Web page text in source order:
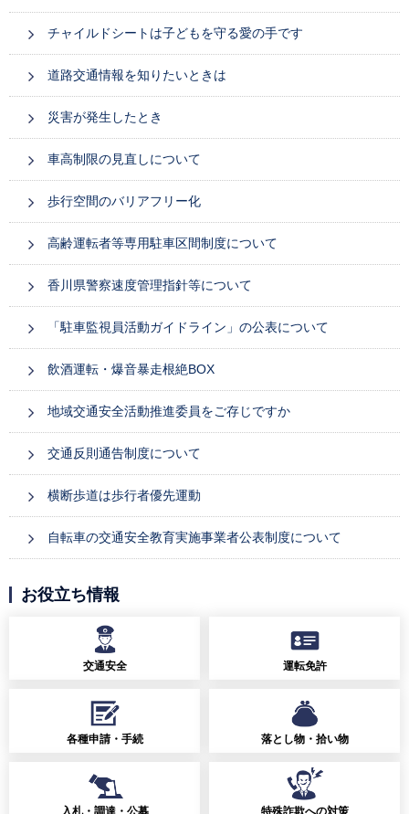
チャイルドシートは子どもを守る愛の手です
道路交通情報を知りたいときは
災害が発生したとき
車高制限の見直しについて
歩行空間のバリアフリー化
高齢運転者等専用駐車区間制度について
香川県警察速度管理指針等について
「駐車監視員活動ガイドライン」の公表について
飲酒運転・爆音暴走根絶BOX
地域交通安全活動推進委員をご存じですか
交通反則通告制度について
横断歩道は歩行者優先運動
自転車の交通安全教育実施事業者公表制度について
お役立ち情報
交通安全 運転免許
各種申請・手続 落とし物・拾い物